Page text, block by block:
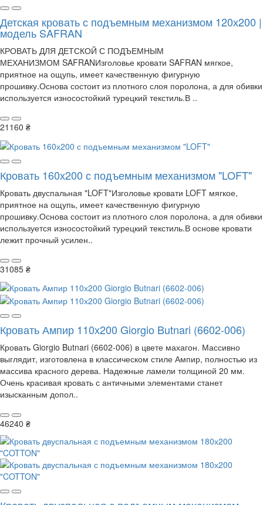
Детская кровать с подъемным механизмом 120х200 |
модель SAFRAN
КРОВАТЬ ДЛЯ ДЕТСКОЙ С ПОДЪЕМНЫМ
МЕХАНИЗМОМ SAFRANИзголовье кровати SAFRAN мягкое,
приятное на ощупь, имеет качественную фигурную
прошивку.Основа состоит из плотного слоя поролона, а для обивки
используется износостойкий турецкий текстиль.В ..
21160 ₴
Кровать 160х200 с подъемным механизмом "LOFT"
Кровать двуспальная "LOFT"Изголовье кровати LOFT мягкое,
приятное на ощупь, имеет качественную фигурную
прошивку.Основа состоит из плотного слоя поролона, а для обивки
используется износостойкий турецкий текстиль.В основе кровати
лежит прочный усилен..
31085 ₴
Кровать Ампир 110х200 Giorgio Butnari (6602-006)
Кровать Giorgio Butnari (6602-006) в цвете махагон. Массивно
выглядит, изготовлена в классическом стиле Ампир, полностью из
массива красного дерева. Надежные ламели толщиной 20 мм.
Очень красивая кровать с античными элементами станет
изысканным допол..
46240 ₴